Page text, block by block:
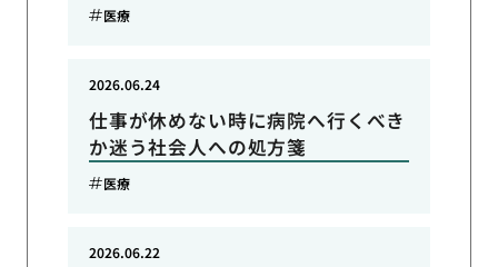
医療
仕事が休めない時に病院へ行くべき
か迷う社会人への処方箋
2026.06.24
医療
2026.06.22